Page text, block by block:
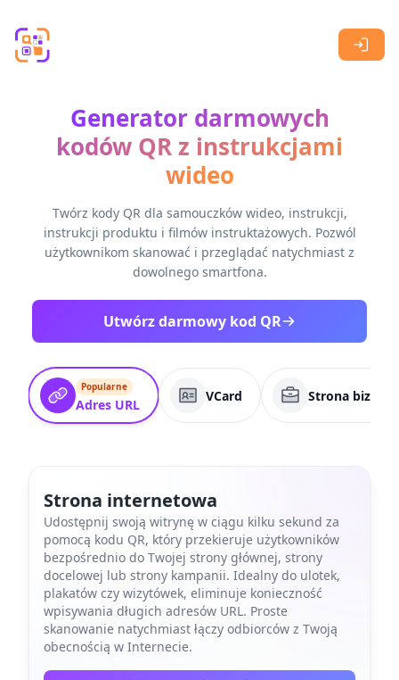
Generator darmowych
kodów QR z instrukcjami
wideo
Twórz kody QR dla samouczków wideo, instrukcji,
instrukcji produktu i filmów instruktażowych. Pozwól
użytkownikom skanować i przeglądać natychmiast z
dowolnego smartfona.
Utwórz darmowy kod QR
Popularne
Adres URL
VCard Strona
Strona internetowa
Udostępnij swoją witrynę w ciągu kilku sekund za
pomocą kodu QR, który przekieruje użytkowników
bezpośrednio do Twojej strony głównej, strony
docelowej lub strony kampanii. Idealny do ulotek,
plakatów czy wizytówek, eliminuje konieczność
wpisywania długich adresów URL. Proste
skanowanie natychmiast łączy odbiorców z Twoją
obecnością w Internecie.